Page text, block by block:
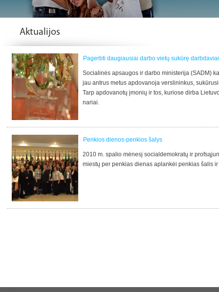
Aktualijos
Pagerbti daugiausiai darbo vietų sukūrę darbdaviai
Socialinės apsaugos ir darbo ministerija (SADM)
jau antrus metus apdovanoja verslininkus,
Tarp apdovanotų įmonių ir tos, kuriose dirba
nariai.
Penkios dienos-penkios šalys
2010 m. spalio mėnesį socialdemokratų ir
miestų per penkias dienas aplankėi penkias šalis